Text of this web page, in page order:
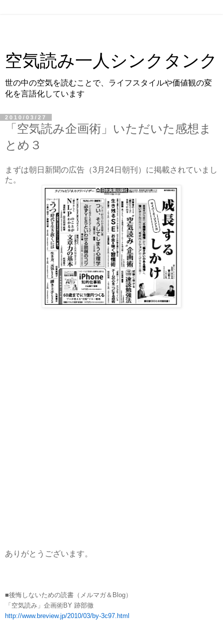
空気読み一人シンクタンク
世の中の空気を読むことで、ライフスタイルや価値観の変
化を言語化しています
2010/03/27
「空気読み企画術」いただいた感想ま
とめ３
まずは朝日新聞の広告（3月24日朝刊）に掲載されていまし
た。
ありがとうございます。
■後悔しないための読書（メルマガ＆Blog）
「空気読み」企画術BY 跡部徹
http://www.breview.jp/2010/03/by-3c97.html